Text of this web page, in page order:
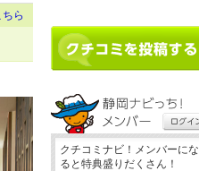
ら
クチコミナビ！メンバーにな
ると特典盛りだくさん！